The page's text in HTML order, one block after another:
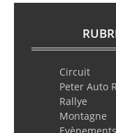
Circuit
Peter Auto
Rallye
Montagne
Evènements